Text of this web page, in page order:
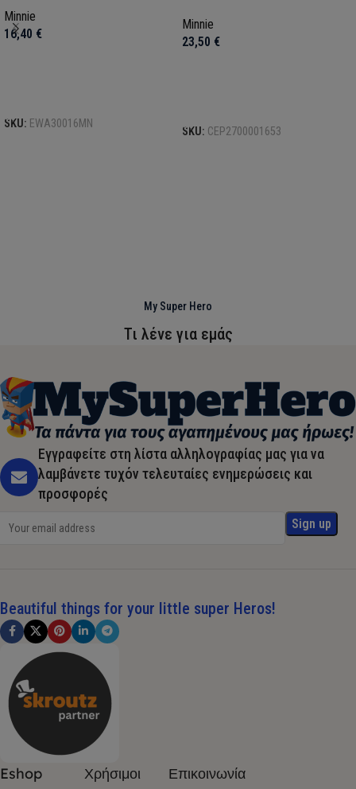
Minnie
16,40 €
SKU: EWA30016MN
Minnie
23,50 €
SKU: CEP2700001653
My Super Hero
Τι λένε για εμάς
Εγγραφείτε στη λίστα αλληλογραφίας μας για να
λαμβάνετε τυχόν τελευταίες ενημερώσεις και
προσφορές
Beautiful things for your little super Heros!
Eshop
Χρήσιμοι
Επικοινωνία